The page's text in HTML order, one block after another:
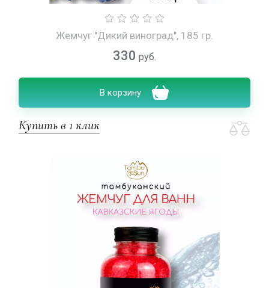
Жемчуг "Дикий виноград", 185 гр.
330 руб.
В корзину
Купить в 1 клик